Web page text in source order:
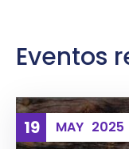
Eventos
19 MAY 2025